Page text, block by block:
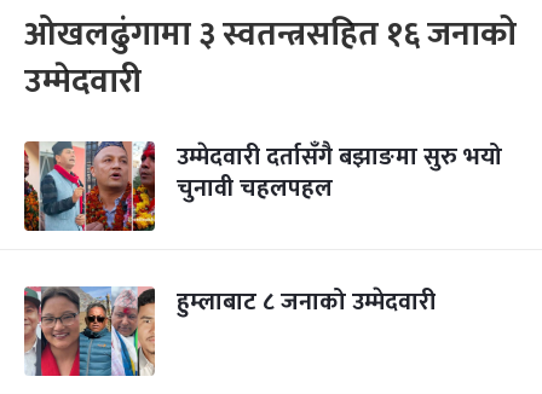
ओखलढुंगामा ३ स्वतन्त्रसहित १६ जनाको
उम्मेदवारी
उम्मेदवारी दर्तासँगै बझाङमा सुरु भयो
चुनावी चहलपहल
हुम्लाबाट ८ जनाको उम्मेदवारी